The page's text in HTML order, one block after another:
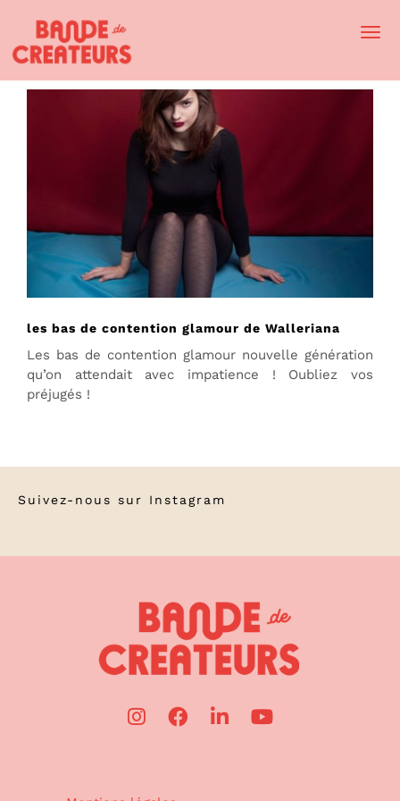
les bas de contention glamour de Walleriana
Les bas de contention glamour nouvelle génération
qu’on attendait avec impatience ! Oubliez vos
préjugés !
Suivez-nous sur Instagram